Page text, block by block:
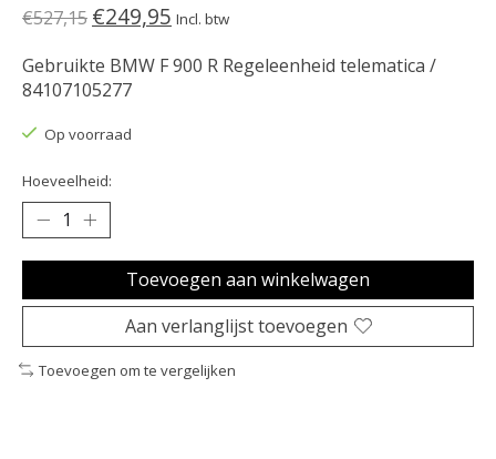
€527,15 €249,95 Incl. btw
Gebruikte BMW F 900 R Regeleenheid telematica /
84107105277
Op voorraad
Hoeveelheid:
Toevoegen aan winkelwagen
Aan verlanglijst toevoegen
Toevoegen om te vergelijken